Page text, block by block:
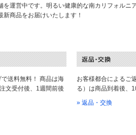
運営中です。明るい健康的な南カリフォルニア
商品をお届けいたします！
送料無料！ 商品は海
文受付後、1週間前後
お客様都合によるご
る）は商品到着後、
» 返品・交換